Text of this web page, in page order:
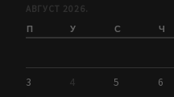
АВГУСТ 2026.
П У С Ч
3 4 5 6